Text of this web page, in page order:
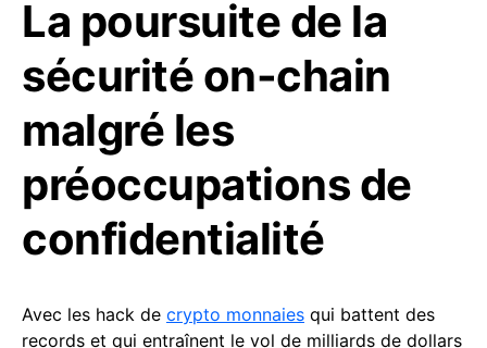
La poursuite de la
sécurité on-chain
malgré les
préoccupations de
confidentialité
Avec les hack de crypto monnaies qui battent des
records et qui entraînent le vol de milliards de dollars